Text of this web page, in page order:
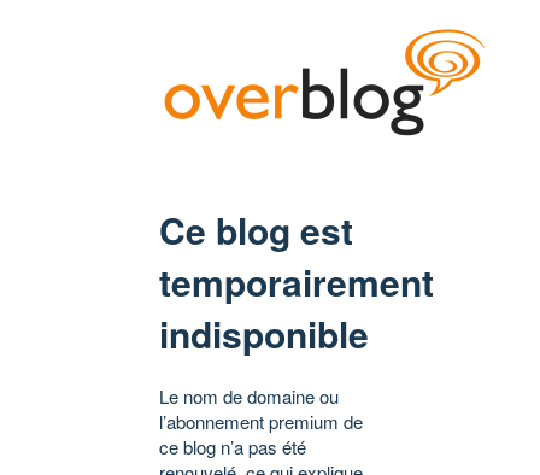
Ce blog est
temporairement
indisponible
Le nom de domaine ou
l’abonnement premium de
ce blog n’a pas été